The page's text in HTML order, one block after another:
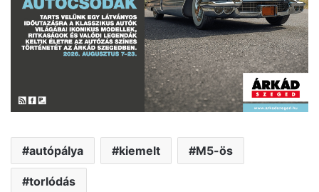
autópálya kiemelt M5-ös
torlódás